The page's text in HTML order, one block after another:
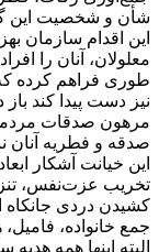
شأن و شخصیت این
این اقدام سازمان
معلولان، آنان را
طوری فراهم کرده که
نیز دست پیدا کند
مرهون صدقات
صدقه و فطریه آنان
این خیانت آشکار
تخریب عزت‌نفس،
کشیدن دردی جانکاه
جمع خانواده،
البته اینها همه